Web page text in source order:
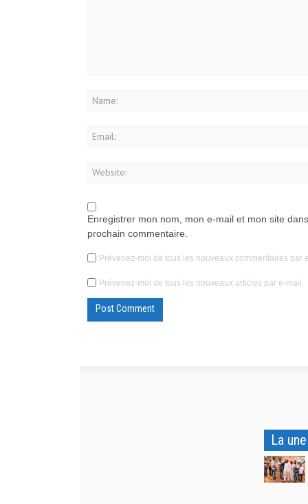
Enregistrer mon nom, mon e-mail et mon site
prochain commentaire.
Prévenez-moi de tous les nouveaux commentaires par
Prévenez-moi de tous les nouveaux articles par e-mail.
La une